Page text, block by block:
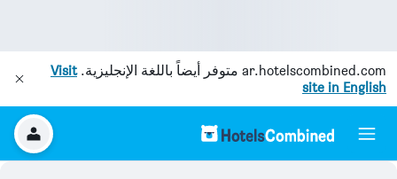
ar.hotelscombined.com متوفر أيضاً باللغة الإنجليزية.Visit
site in English